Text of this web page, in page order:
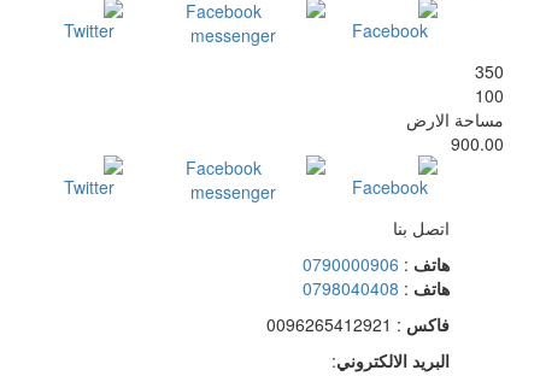
350
100
مساحة الارض
900.00
اتصل بنا
هاتف :
0790000906
هاتف :
0798040408
فاكس : 0096265412921
البريد الالكتروني: